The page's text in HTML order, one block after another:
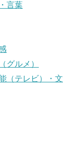
言葉
グルメ）
（テレビ）・文